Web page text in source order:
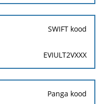
SWIFT kood
EVIULT2VXXX
Panga kood